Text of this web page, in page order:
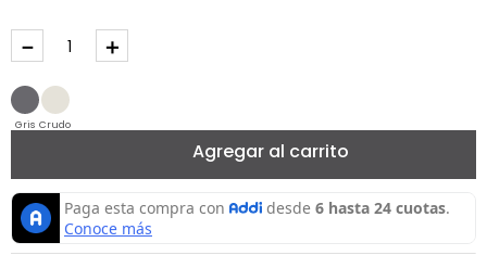
＋
－
Gris Crudo
Agregar al carrito